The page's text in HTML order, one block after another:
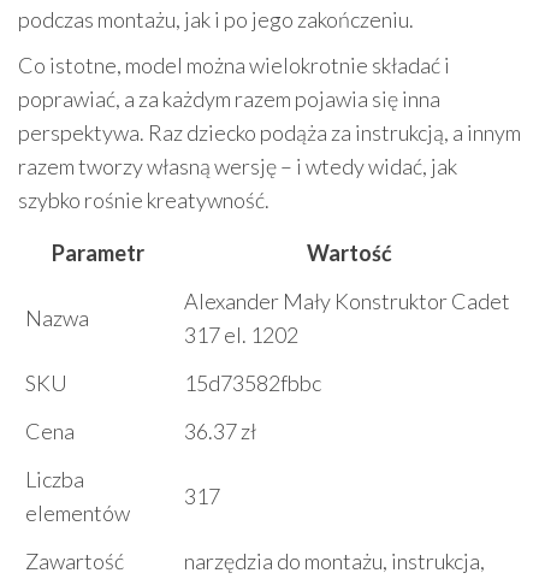
podczas montażu, jak i po jego zakończeniu.
Co istotne, model można wielokrotnie składać i
poprawiać, a za każdym razem pojawia się inna
perspektywa. Raz dziecko podąża za instrukcją, a innym
razem tworzy własną wersję – i wtedy widać, jak
szybko rośnie kreatywność.
Parametr
Wartość
Nazwa
Alexander Mały Konstruktor Cadet
317 el. 1202
SKU
15d73582fbbc
Cena
36.37 zł
Liczba
elementów
317
Zawartość
narzędzia do montażu, instrukcja,